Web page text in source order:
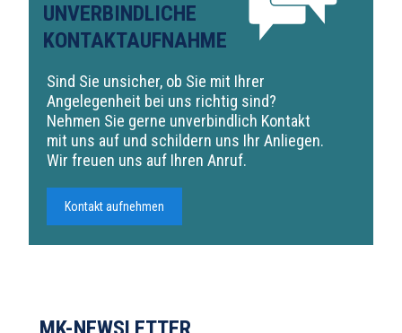
UNVERBINDLICHE
KONTAKTAUFNAHME
Sind Sie unsicher, ob Sie mit Ihrer
Angelegenheit bei uns richtig sind?
Nehmen Sie gerne unverbindlich Kontakt
mit uns auf und schildern uns Ihr Anliegen.
Wir freuen uns auf Ihren Anruf.
Kontakt aufnehmen